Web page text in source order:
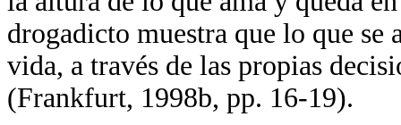
drogadicto muestra que lo que se
vida, a través de las propias
(Frankfurt, 1998b, pp. 16-19).